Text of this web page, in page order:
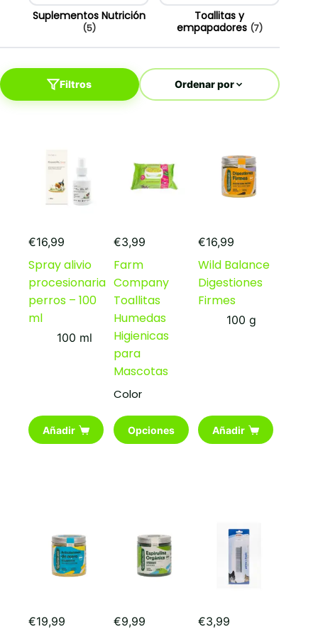
Suplementos Nutrición
(5)
Toallitas y
empapadores (7)
Filtros Ordenar por
€16,99
Spray alivio
procesionaria
perros – 100
ml
100 ml
Añadir
€3,99
Farm
Company
Toallitas
Humedas
Higienicas
para
Mascotas
Color
Opciones
Este
producto
pueden
elegir
producto
€16,99
Wild Balance
Digestiones
Firmes
100 g
Añadir
€19,99 €9,99 €3,99